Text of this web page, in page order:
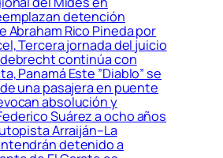
detención
Abraham Rico Pineda por
Tercera jornada del juicio
continúa con
Panamá Este ”Diablo” se
una pasajera en puente
absolución y
Suárez a ocho años
Arraiján–La
detenido a